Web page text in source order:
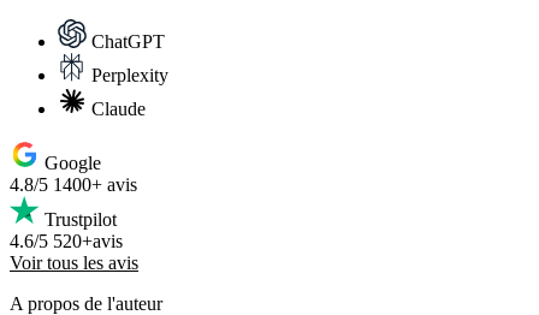
ChatGPT
Perplexity
Claude
Google
4.8/5 1400+ avis
Trustpilot
4.6/5 520+avis
Voir tous les avis
A propos de l'auteur